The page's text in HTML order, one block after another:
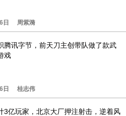
日 周紫漪
腾讯字节，前天刀主创带队做了款武
戏
日 桂志伟
3亿玩家，北京大厂押注射击，逆着风